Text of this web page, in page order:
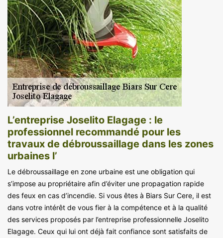
L’entreprise Joselito Elagage : le
professionnel recommandé pour les
travaux de débroussaillage dans les zones
urbaines l’
Le débroussaillage en zone urbaine est une obligation qui
s’impose au propriétaire afin d’éviter une propagation rapide
des feux en cas d’incendie. Si vous êtes à Biars Sur Cere, il est
dans votre intérêt de vous fier à la compétence et à la qualité
des services proposés par l’entreprise professionnelle Joselito
Elagage. Ceux qui lui ont déjà fait confiance sont satisfaits de